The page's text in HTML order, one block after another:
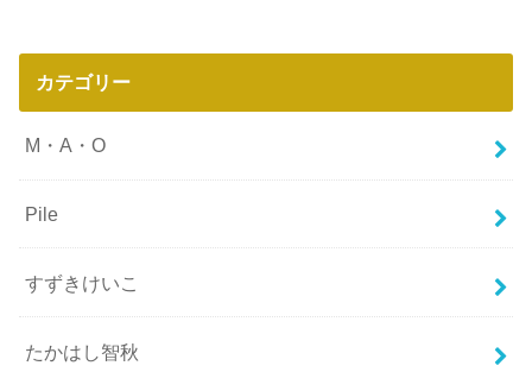
カテゴリー
M・A・O
Pile
すずきけいこ
たかはし智秋